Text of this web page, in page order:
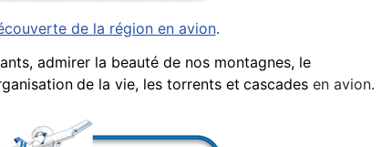
de la région en avion.
admirer la beauté de nos montagnes, le
n de la vie, les torrents et cascades en avion.